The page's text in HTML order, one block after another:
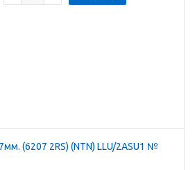
(6207 2RS) (NTN) LLU/2ASU1 №